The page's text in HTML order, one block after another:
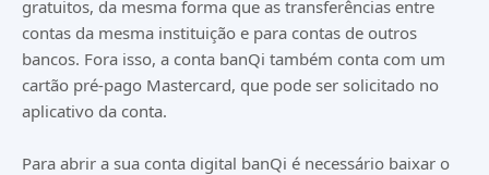
gratuitos, da mesma forma que as transferências entre
contas da mesma instituição e para contas de outros
bancos. Fora isso, a conta banQi também conta com um
cartão pré-pago Mastercard, que pode ser solicitado no
aplicativo da conta.
Para abrir a sua conta digital banQi é necessário baixar o